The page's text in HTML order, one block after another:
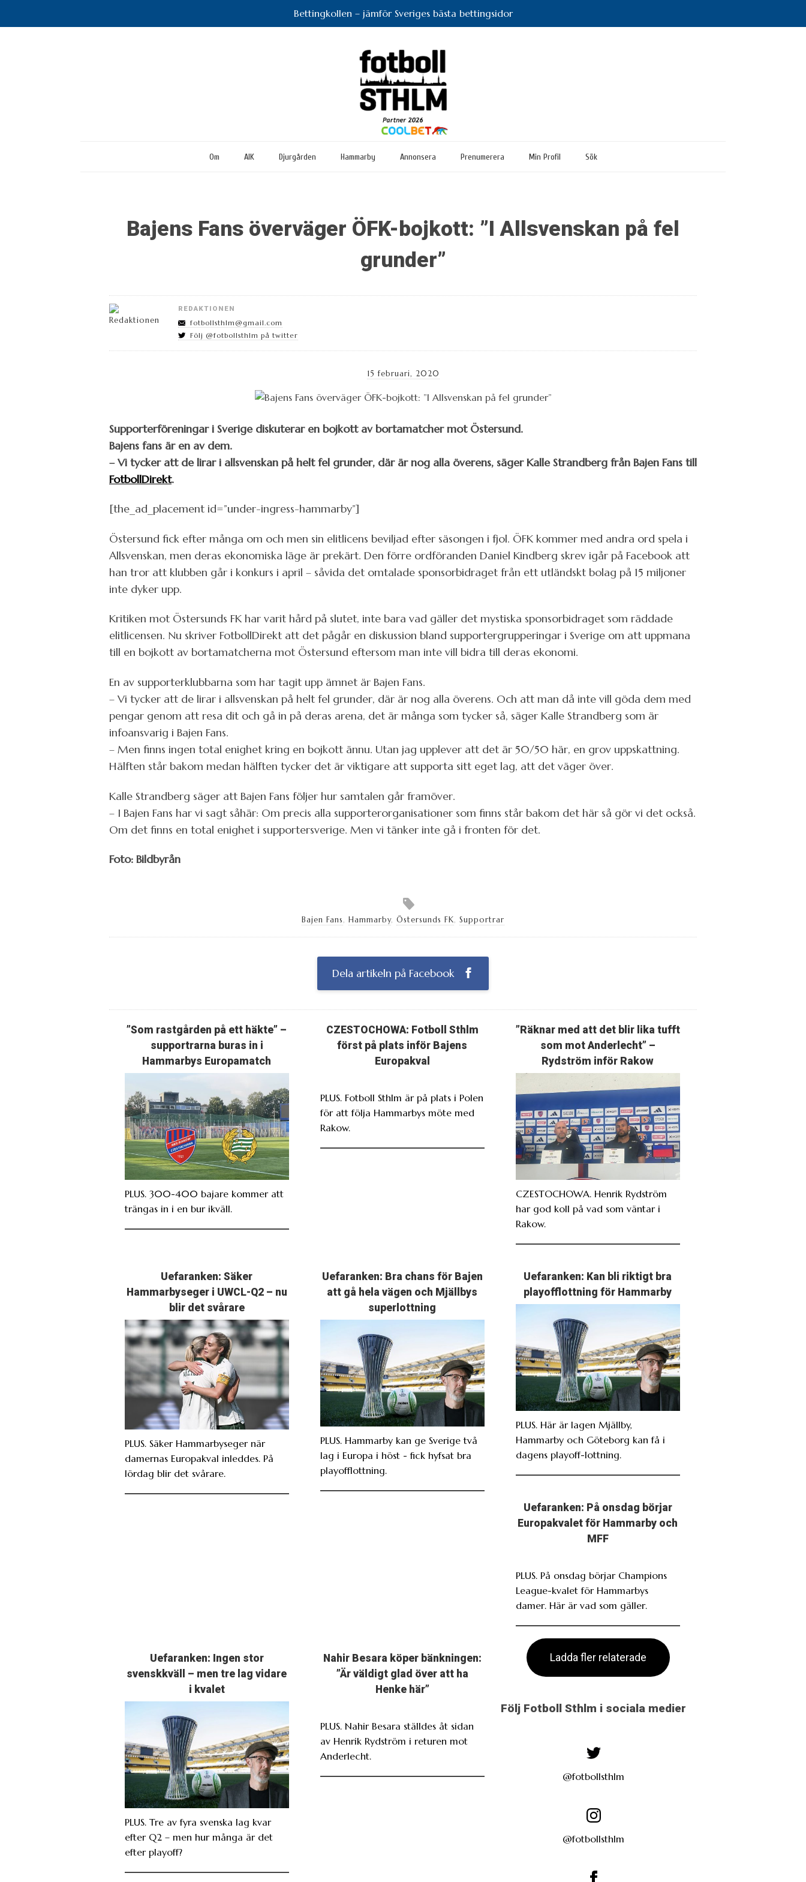
Bettingkollen – jämför Sveriges bästa bettingsidor
Om AIK Djurgården Hammarby Annonsera Prenumerera Min Profil Sök
Bajens Fans överväger ÖFK-bojkott: ”I Allsvenskan på fel
grunder”
REDAKTIONEN
fotbollsthlm@gmail.com
Följ @fotbollsthlm på twitter
15 februari, 2020
Supporterföreningar i Sverige diskuterar en bojkott av bortamatcher mot Östersund.
Bajens fans är en av dem.
– Vi tycker att de lirar i allsvenskan på helt fel grunder, där är nog alla överens, säger Kalle Strandberg från Bajen Fans till
FotbollDirekt.
[the_ad_placement id=”under-ingress-hammarby”]
Östersund fick efter många om och men sin elitlicens beviljad efter säsongen i fjol. ÖFK kommer med andra ord spela i
Allsvenskan, men deras ekonomiska läge är prekärt. Den förre ordföranden Daniel Kindberg skrev igår på Facebook att
han tror att klubben går i konkurs i april – såvida det omtalade sponsorbidraget från ett utländskt bolag på 15 miljoner
inte dyker upp.
Kritiken mot Östersunds FK har varit hård på slutet, inte bara vad gäller det mystiska sponsorbidraget som räddade
elitlicensen. Nu skriver FotbollDirekt att det pågår en diskussion bland supportergrupperingar i Sverige om att uppmana
till en bojkott av bortamatcherna mot Östersund eftersom man inte vill bidra till deras ekonomi.
En av supporterklubbarna som har tagit upp ämnet är Bajen Fans.
– Vi tycker att de lirar i allsvenskan på helt fel grunder, där är nog alla överens. Och att man då inte vill göda dem med
pengar genom att resa dit och gå in på deras arena, det är många som tycker så, säger Kalle Strandberg som är
infoansvarig i Bajen Fans.
– Men finns ingen total enighet kring en bojkott ännu. Utan jag upplever att det är 50/50 här, en grov uppskattning.
Hälften står bakom medan hälften tycker det är viktigare att supporta sitt eget lag, att det väger över.
Kalle Strandberg säger att Bajen Fans följer hur samtalen går framöver.
– I Bajen Fans har vi sagt såhär: Om precis alla supporterorganisationer som finns står bakom det här så gör vi det också.
Om det finns en total enighet i supportersverige. Men vi tänker inte gå i fronten för det.
Foto: Bildbyrån
Bajen Fans, Hammarby, Östersunds FK, Supportrar
Dela artikeln på Facebook
”Som rastgården på ett häkte” –
supportrarna buras in i
Hammarbys Europamatch
PLUS. 300-400 bajare kommer att
trängas in i en bur ikväll.
CZESTOCHOWA: Fotboll Sthlm
först på plats inför Bajens
Europakval
PLUS. Fotboll Sthlm är på plats i Polen
för att följa Hammarbys möte med
Rakow.
”Räknar med att det blir lika tufft
som mot Anderlecht” –
Rydström inför Rakow
CZESTOCHOWA. Henrik Rydström
har god koll på vad som väntar i
Rakow.
Uefaranken: Säker
Hammarbyseger i UWCL-Q2 – nu
blir det svårare
PLUS. Säker Hammarbyseger när
damernas Europakval inleddes. På
lördag blir det svårare.
Uefaranken: Bra chans för Bajen
att gå hela vägen och Mjällbys
superlottning
PLUS. Hammarby kan ge Sverige två
lag i Europa i höst - fick hyfsat bra
playofflottning.
Uefaranken: Kan bli riktigt bra
playofflottning för Hammarby
PLUS. Här är lagen Mjällby,
Hammarby och Göteborg kan få i
dagens playoff-lottning.
Uefaranken: På onsdag börjar
Europakvalet för Hammarby och
MFF
PLUS. På onsdag börjar Champions
League-kvalet för Hammarbys
damer. Här är vad som gäller.
Uefaranken: Ingen stor
svenskkväll – men tre lag vidare
i kvalet
PLUS. Tre av fyra svenska lag kvar
efter Q2 – men hur många är det
efter playoff?
Nahir Besara köper bänkningen:
”Är väldigt glad över att ha
Henke här”
PLUS. Nahir Besara ställdes åt sidan
av Henrik Rydström i returen mot
Anderlecht.
Ladda fler relaterade
Följ Fotboll Sthlm i sociala medier
@fotbollsthlm
@fotbollsthlm